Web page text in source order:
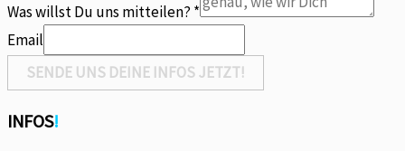
willst
Was willst Du uns mitteilen? *
Email
SENDE UNS DEINE INFOS JETZT!
INFOS!